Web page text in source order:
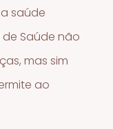
saúde
Saúde não
mas sim
ao